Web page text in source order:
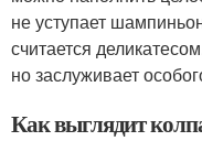
не уступает
считается
но заслуживает
Как выглядит